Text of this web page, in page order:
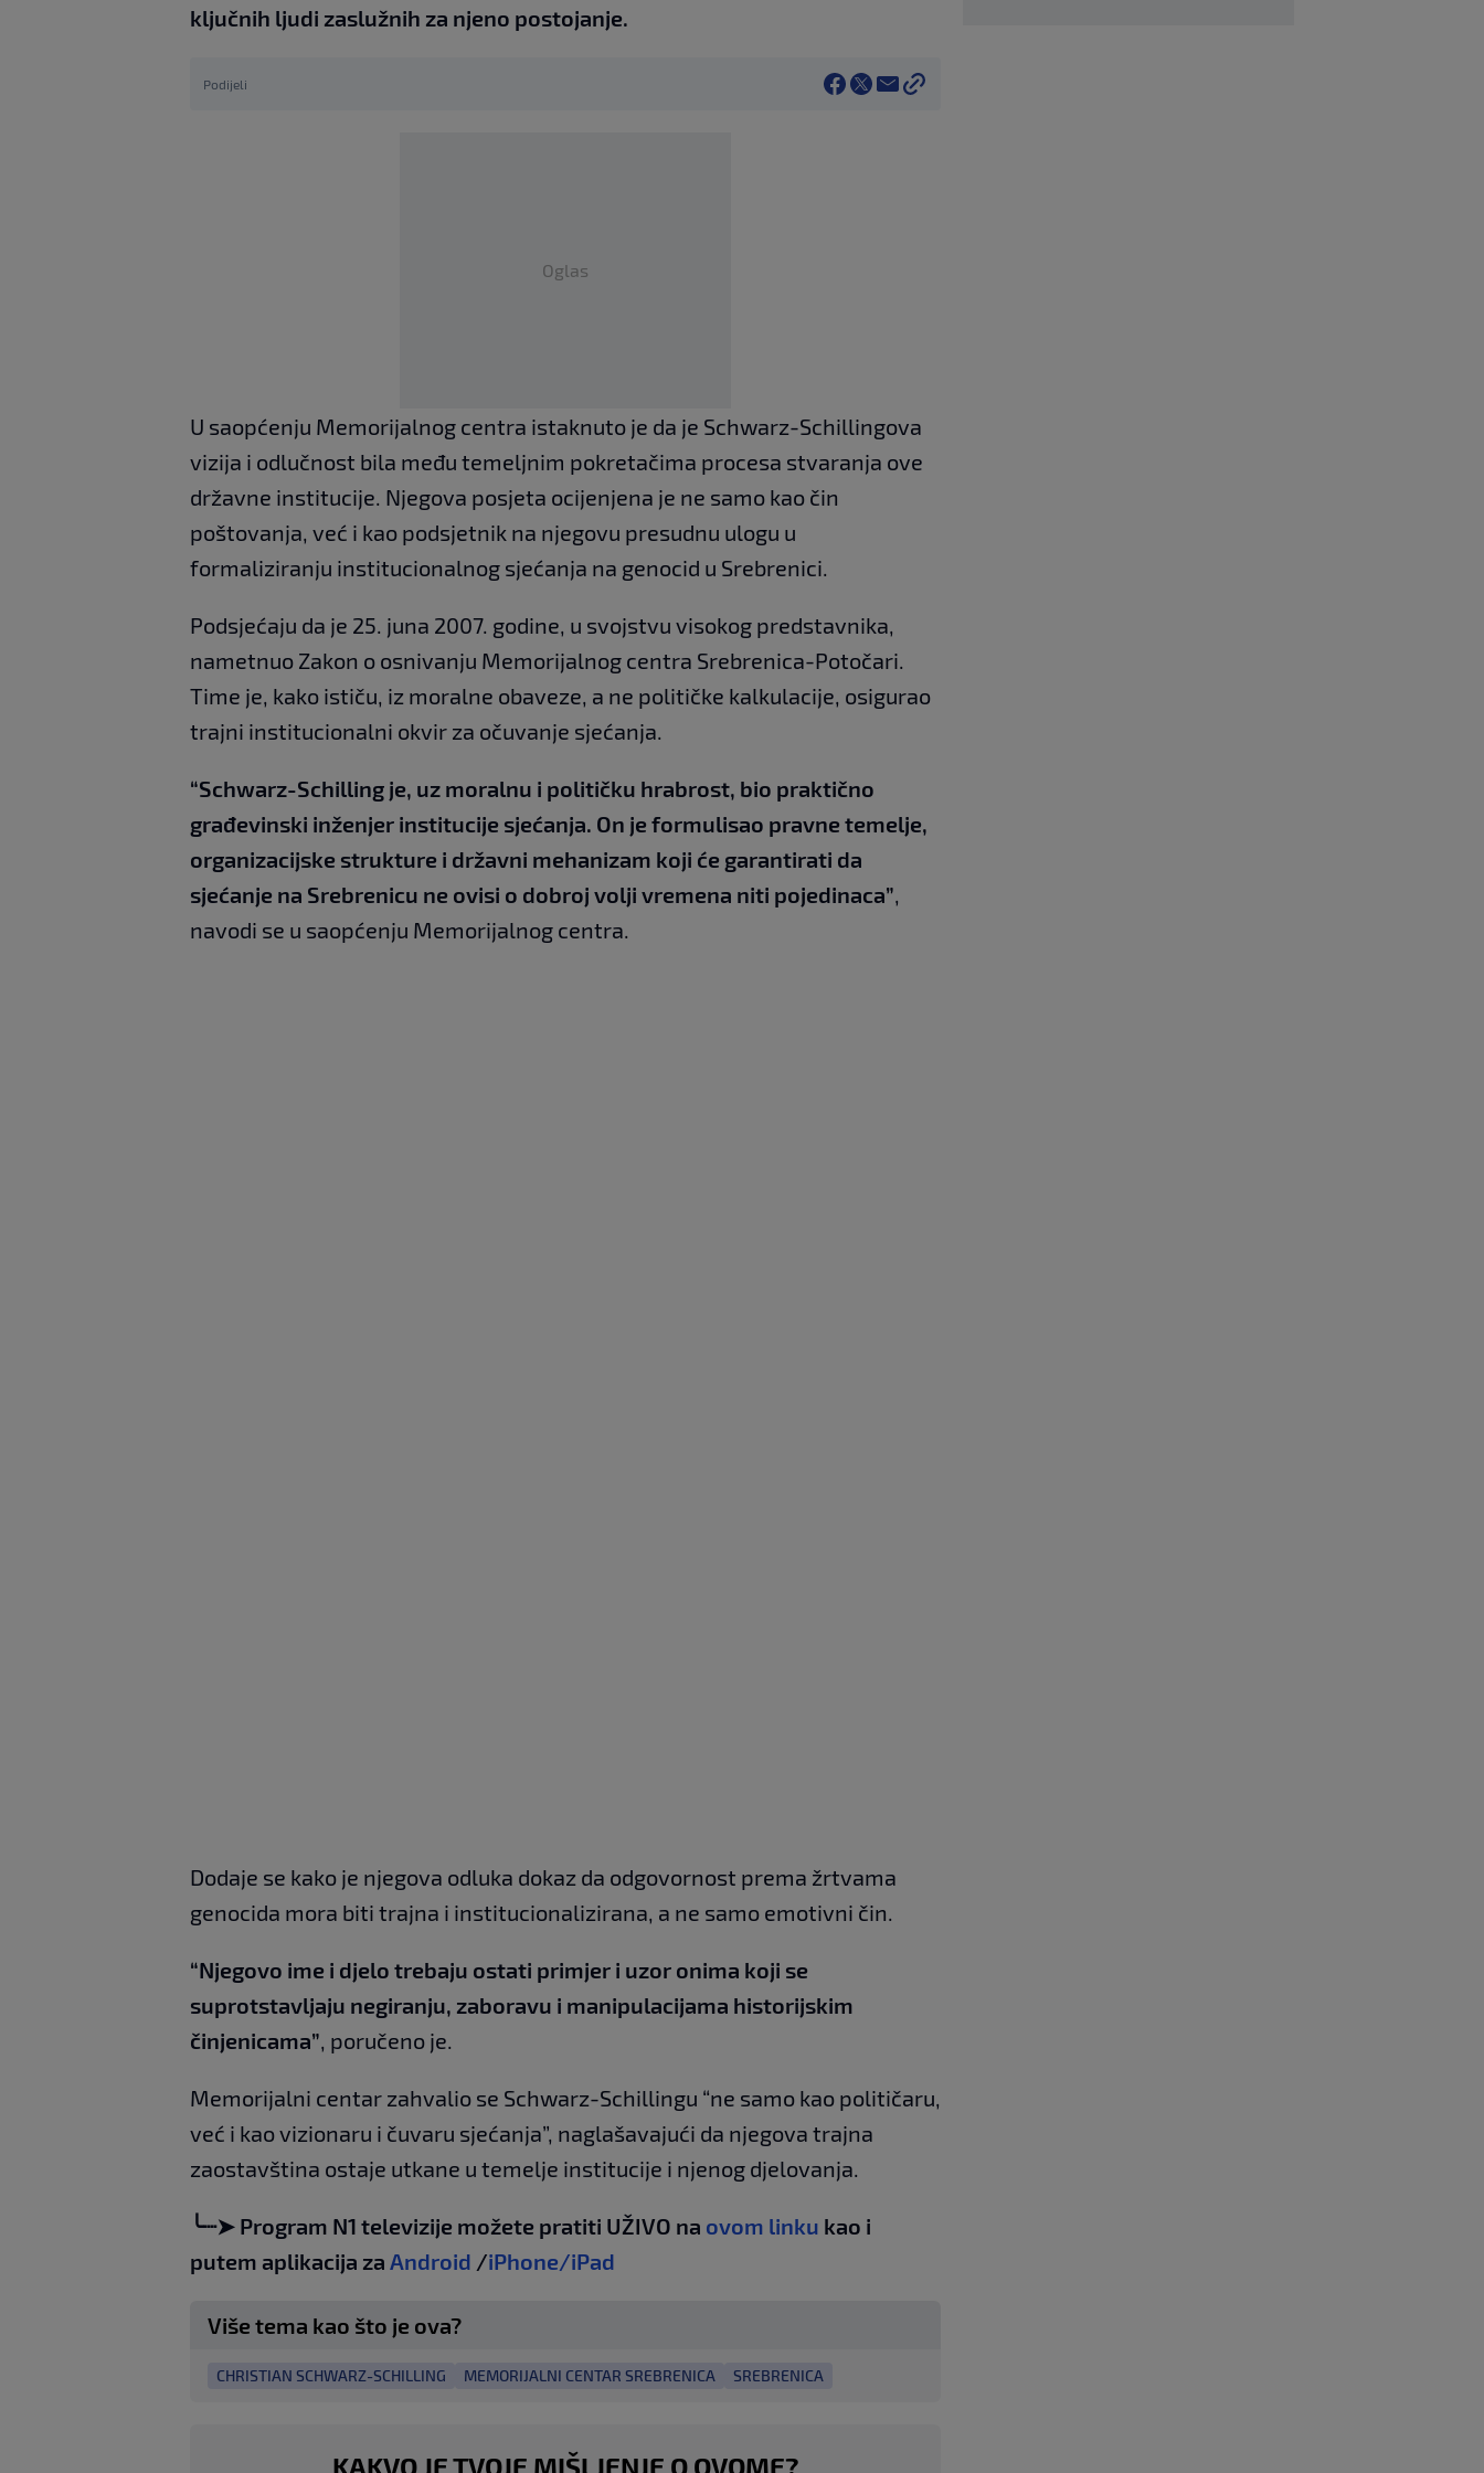
ključnih ljudi zaslužnih za njeno postojanje.
Podijeli
Oglas
U saopćenju Memorijalnog centra istaknuto je da je Schwarz-Schillingova
vizija i odlučnost bila među temeljnim pokretačima procesa stvaranja ove
državne institucije. Njegova posjeta ocijenjena je ne samo kao čin
poštovanja, već i kao podsjetnik na njegovu presudnu ulogu u
formaliziranju institucionalnog sjećanja na genocid u Srebrenici.
Podsjećaju da je 25. juna 2007. godine, u svojstvu visokog predstavnika,
nametnuo Zakon o osnivanju Memorijalnog centra Srebrenica-Potočari.
Time je, kako ističu, iz moralne obaveze, a ne političke kalkulacije, osigurao
trajni institucionalni okvir za očuvanje sjećanja.
“Schwarz-Schilling je, uz moralnu i političku hrabrost, bio praktično
građevinski inženjer institucije sjećanja. On je formulisao pravne temelje,
organizacijske strukture i državni mehanizam koji će garantirati da
sjećanje na Srebrenicu ne ovisi o dobroj volji vremena niti pojedinaca”,
navodi se u saopćenju Memorijalnog centra.
Dodaje se kako je njegova odluka dokaz da odgovornost prema žrtvama
genocida mora biti trajna i institucionalizirana, a ne samo emotivni čin.
“Njegovo ime i djelo trebaju ostati primjer i uzor onima koji se
suprotstavljaju negiranju, zaboravu i manipulacijama historijskim
činjenicama”, poručeno je.
Memorijalni centar zahvalio se Schwarz-Schillingu “ne samo kao političaru,
već i kao vizionaru i čuvaru sjećanja”, naglašavajući da njegova trajna
zaostavština ostaje utkane u temelje institucije i njenog djelovanja.
╰┈➤ Program N1 televizije možete pratiti UŽIVO na ovom linku kao i
putem aplikacija za Android /iPhone/iPad
Više tema kao što je ova?
CHRISTIAN SCHWARZ-SCHILLING MEMORIJALNI CENTAR SREBRENICA SREBRENICA
KAKVO JE TVOJE MIŠLJENJE O OVOME?